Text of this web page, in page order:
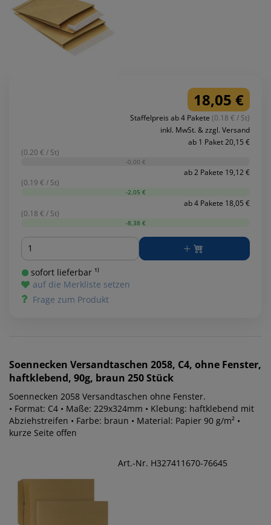
18,05 €
Staffelpreis ab 4 Pakete (0.18 € / St)
inkl. MwSt. & zzgl. Versand
ab 1 Paket 20,15 €
(0.20 € / St)
-0,00 €
ab 2 Pakete 19,12 €
(0.19 € / St)
-2,05 €
ab 4 Pakete 18,05 €
(0.18 € / St)
-8,38 €
Menge
sofort lieferbar ¹⁾
auf die Merkliste setzen
Frage zum Produkt
Soennecken Versandtaschen 2058, C4, ohne Fenster,
haftklebend, 90g, braun 250 Stück
Soennecken 2058 Versandtaschen ohne Fenster.
• Format: C4 • Maße: 229x324mm • Klebung: haftklebend mit
Abziehstreifen • Farbe: braun • Material: Papier 90 g/m² •
kurze Seite offen
Art.-Nr. H327411670-76645